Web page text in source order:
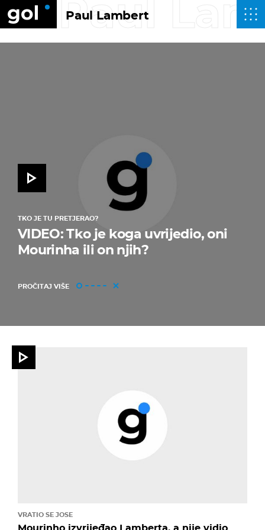
Paul Lambert
Paul
TKO JE TU PRETJERAO?
VIDEO: Tko je koga uvrijedio, oni
Mourinha ili on njih?
PROČITAJ VIŠE
VRATIO SE JOSE